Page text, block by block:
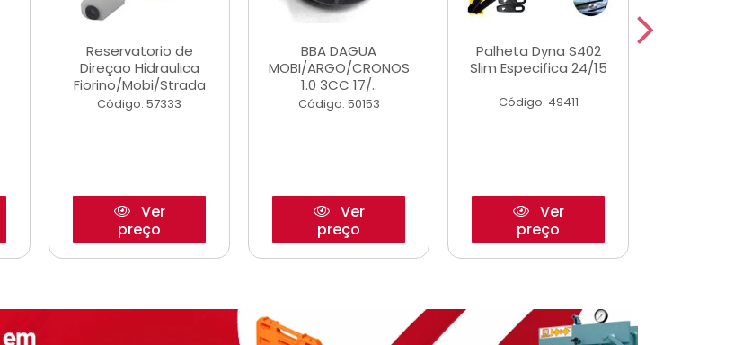
Reservatorio de
Direçao Hidraulica
Fiorino/Mobi/Strada
Código: 57333
Ver
preço
BBA DAGUA
MOBI/ARGO/CRONOS
1.0 3CC 17/..
Código: 50153
Ver
preço
Palheta Dyna S402
Slim Especifica 24/15
Código: 49411
Ver
preço